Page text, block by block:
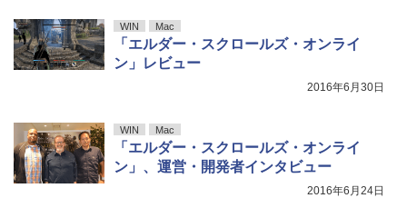
WIN Mac
「エルダー・スクロールズ・オンライ
ン」レビュー
2016年6月30日
WIN Mac
「エルダー・スクロールズ・オンライ
ン」、運営・開発者インタビュー
2016年6月24日